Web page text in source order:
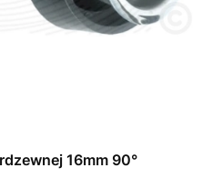
16mm 90°